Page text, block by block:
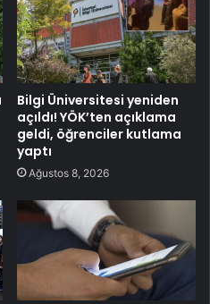
Bilgi Üniversitesi yeniden
açıldı! YÖK’ten açıklama
geldi, öğrenciler kutlama
yaptı
Ağustos 8, 2026